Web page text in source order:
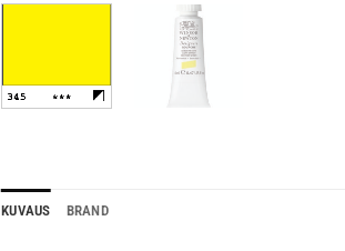
KUVAUS BRAND